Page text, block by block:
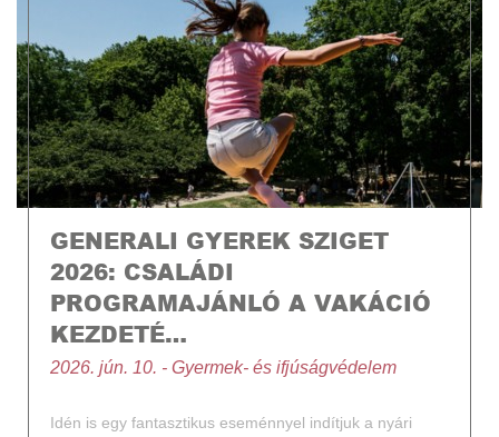
GENERALI GYEREK SZIGET
2026: CSALÁDI
PROGRAMAJÁNLÓ A VAKÁCIÓ
KEZDETÉ…
2026. jún. 10. - Gyermek- és ifjúságvédelem
Idén is egy fantasztikus eseménnyel indítjuk a nyári